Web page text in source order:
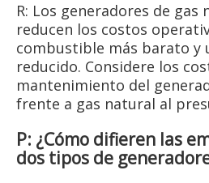
R: Los generadores de
reducen los costos
combustible más barato y
reducido. Considere los
mantenimiento del
frente a gas natural al
P: ¿Cómo difieren las
dos tipos de